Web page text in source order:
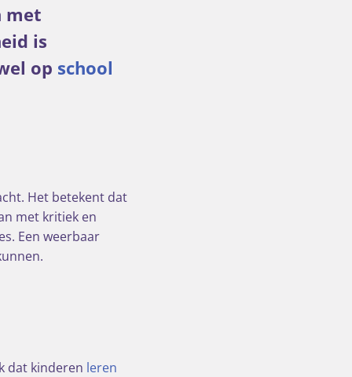
met
is
op school
Het betekent dat
met kritiek en
Een weerbaar
dat kinderen leren